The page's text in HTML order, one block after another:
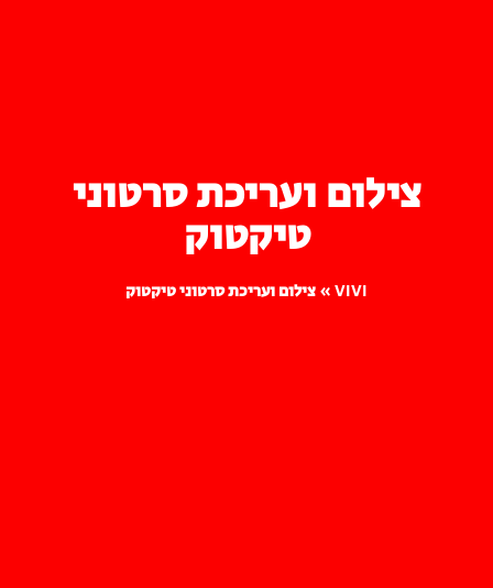
צילום ועריכת סרטוני
טיקטוק
VIVI
»צילום ועריכת סרטוני טיקטוק